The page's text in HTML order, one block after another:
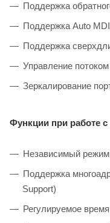
Поддержка
Поддержка Auto
Поддержка
Управление
Зеркалирование
Функции при работе
Независимый
Поддержка
Support)
Регулируемое